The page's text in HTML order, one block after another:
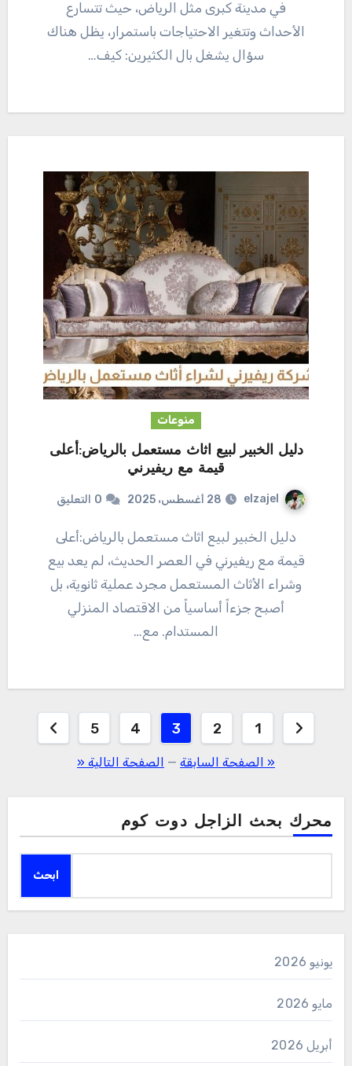
في مدينة كبرى مثل الرياض، حيث تتسارع
الأحداث وتتغير الاحتياجات باستمرار، يظل هناك
سؤال يشغل بال الكثيرين: كيف…
منوعات
دليل الخبير لبيع اثاث مستعمل بالرياض:أعلى
قيمة مع ريفيرني
elzajel 28 أغسطس، 2025 0 التعليق
دليل الخبير لبيع اثاث مستعمل بالرياض:أعلى
قيمة مع ريفيرني في العصر الحديث، لم يعد بيع
وشراء الأثاث المستعمل مجرد عملية ثانوية، بل
أصبح جزءاً أساسياً من الاقتصاد المنزلي
المستدام. مع…
تعدد
صفحات
1
2
3
4
5
« الصفحة السابقة — الصفحة التالية «
محرك بحث الزاجل دوت كوم
ابحث
يونيو 2026
مايو 2026
أبريل 2026